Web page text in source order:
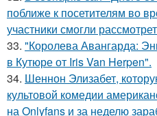
поближе к посетителям во
участники смогли
33. "Королева Авангарда:
в Кутюре от Iris Van Herpen".
34. Шеннон Элизабет,
культовой комедии
на Onlyfans и за неделю